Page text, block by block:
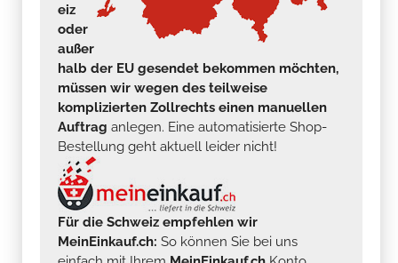
eiz
oder
außer
halb der EU gesendet bekommen möchten,
müssen wir wegen des teilweise
komplizierten Zollrechts einen manuellen
Auftrag anlegen. Eine automatisierte Shop-
Bestellung geht aktuell leider nicht!
Für die Schweiz empfehlen wir
MeinEinkauf.ch: So können Sie bei uns